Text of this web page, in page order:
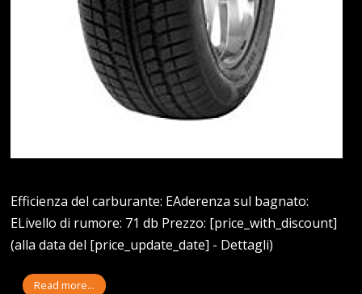
Efficienza del carburante: EAderenza sul bagnato:
ELivello di rumore: 71 db Prezzo: [price_with_discount]
(alla data del [price_update_date] - Dettagli)
Read more...